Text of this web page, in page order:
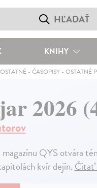
KNIHY
OSTATNÉ- ČASOPISY- OSTATNÉ
2026
QYS otvára
kvír dejín.Čítať